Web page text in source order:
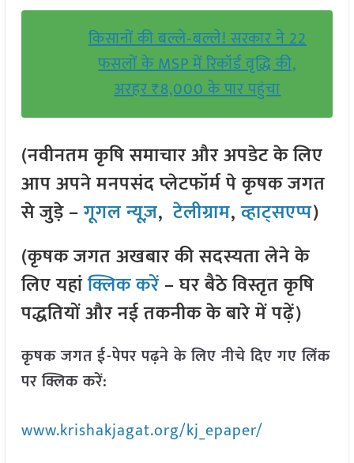
किसानों की बल्ले‑बल्ले! सरकार ने 22
फसलों के MSP में रिकॉर्ड वृद्धि की,
अरहर ₹8,000 के पार पहुंचा
(नवीनतम कृषि समाचार और अपडेट के लिए
आप अपने मनपसंद प्लेटफॉर्म पे कृषक जगत
से जुड़े –गूगल न्यूज़,टेलीग्राम,व्हाट्सएप्प)
(कृषक जगत अखबार की सदस्यता लेने के
लिए यहांक्लिक करें– घर बैठे विस्तृत कृषि
पद्धतियों और नई तकनीक के बारे में पढ़ें)
कृषक जगत ई-पेपर पढ़ने के लिए नीचे दिए गए लिंक
पर क्लिक करें:
www.krishakjagat.org/kj_epaper/